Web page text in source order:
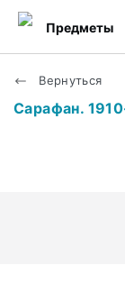
Предметы
Вернуться
Сарафан.